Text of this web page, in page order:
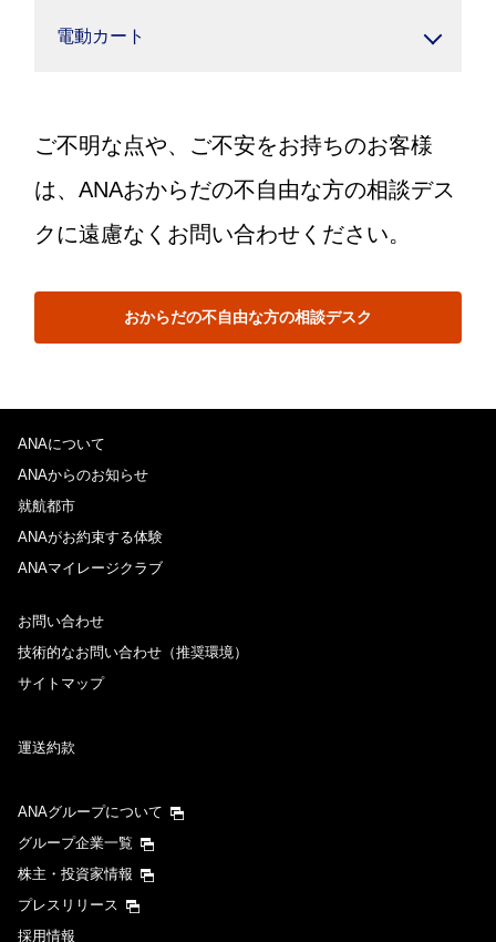
電動カート
ご不明な点や、ご不安をお持ちのお客様
は、ANAおからだの不自由な方の相談デス
クに遠慮なくお問い合わせください。
おからだの不自由な方の相談デスク
ANAについて
ANAからのお知らせ
就航都市
ANAがお約束する体験
ANAマイレージクラブ
お問い合わせ
技術的なお問い合わせ（推奨環境）
サイトマップ
運送約款
ANAグループについて
グループ企業一覧
株主・投資家情報
プレスリリース
採用情報